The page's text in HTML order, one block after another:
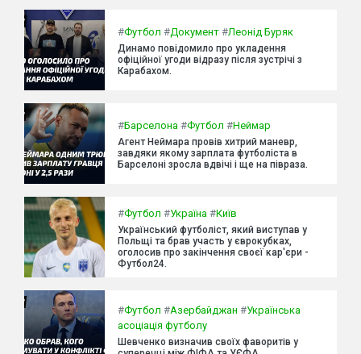
#Футбол #Документ #Леонід Буряк
Динамо повідомило про укладення
офіційної угоди відразу після зустрічі з
Карабахом.
#Барселона #Футбол #Неймар
Агент Неймара провів хитрий маневр,
завдяки якому зарплата футболіста в
Барселоні зросла вдвічі і ще на півраза.
#Футбол #Україна #Київ
Український футболіст, який виступав у
Польщі та брав участь у єврокубках,
оголосив про закінчення своєї кар'єри -
Футбол24.
#Футбол #Азербайджан #Українська
асоціація футболу
Шевченко визначив своїх фаворитів у